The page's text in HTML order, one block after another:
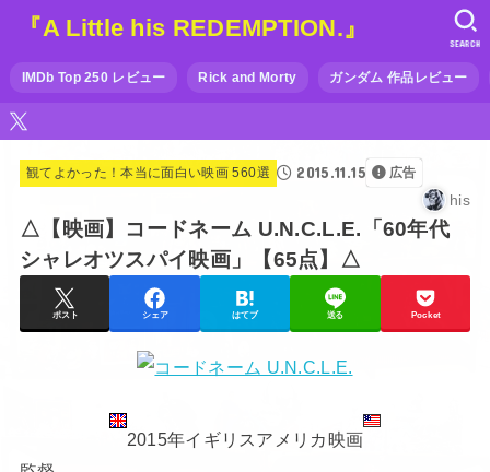
『A Little his REDEMPTION.』
IMDb Top 250 レビュー Rick and Morty ガンダム 作品レビュー
SEARCH
観てよかった！本当に面白い映画 560選 2015.11.15 広告
his
△【映画】コードネーム U.N.C.L.E.「60年代
シャレオツスパイ映画」【65点】△
ポスト シェア はてブ 送る Pocket
2015年イギリスアメリカ映画